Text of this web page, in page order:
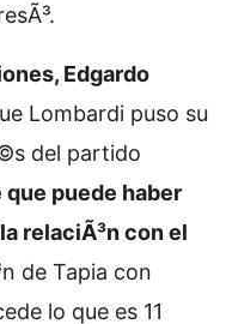
Edgardo
Lombardi puso su
del partido
que puede haber
relaciÃ³n con el
de Tapia con
lo que es 11